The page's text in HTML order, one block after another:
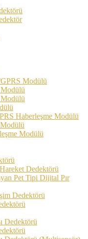
Modülü
Haberleşme Modülü
Modülü
Dedektörü
Pet Tipi Dijital Pır
Dedektörü
Dedektörü